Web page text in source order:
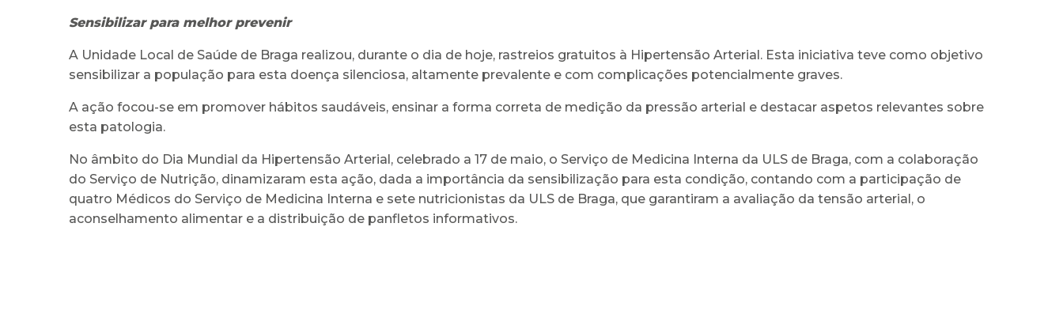
Sensibilizar para melhor prevenir
A Unidade Local de Saúde de Braga realizou, durante o dia de hoje, rastreios gratuitos à Hipertensão Arterial. Esta iniciativa teve como objetivo
sensibilizar a população para esta doença silenciosa, altamente prevalente e com complicações potencialmente graves.
A ação focou-se em promover hábitos saudáveis, ensinar a forma correta de medição da pressão arterial e destacar aspetos relevantes sobre
esta patologia.
No âmbito do Dia Mundial da Hipertensão Arterial, celebrado a 17 de maio, o Serviço de Medicina Interna da ULS de Braga, com a colaboração
do Serviço de Nutrição, dinamizaram esta ação, dada a importância da sensibilização para esta condição, contando com a participação de
quatro Médicos do Serviço de Medicina Interna e sete nutricionistas da ULS de Braga, que garantiram a avaliação da tensão arterial, o
aconselhamento alimentar e a distribuição de panfletos informativos.